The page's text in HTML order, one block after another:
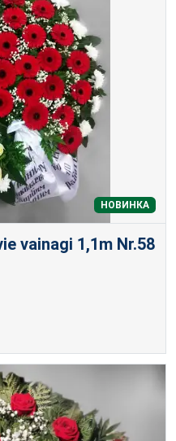
НОВИНКА
vainagi 1,1m Nr.58